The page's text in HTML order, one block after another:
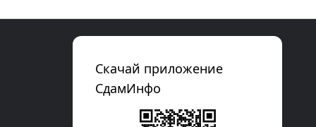
Скачай приложение
СдамИнфо